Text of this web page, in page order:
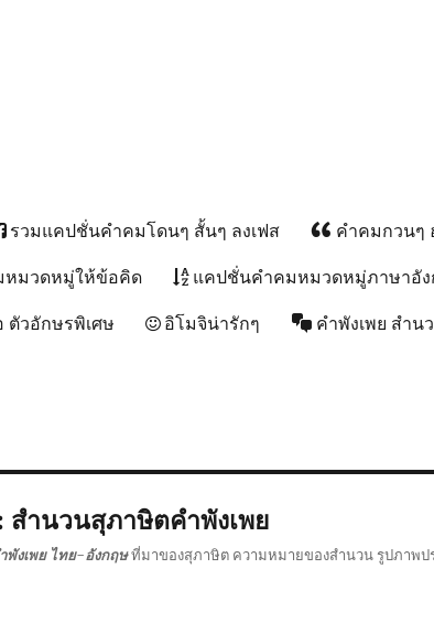
รวมแคปชั่นคำคมโดนๆ สั้นๆ ลงเฟส คำคมกวนๆ
มวดหมู่ให้ข้อคิด แคปชั่นคำคมหมวดหมู่ภาษาอัง
ตัวอักษรพิเศษ อิโมจิน่ารักๆ คำพังเพย สำน
สำนวนสุภาษิตคำพังเพย
พังเพย ไทย-อังกฤษที่มาของสุภาษิต ความหมายของสำนวน รูปภาพป